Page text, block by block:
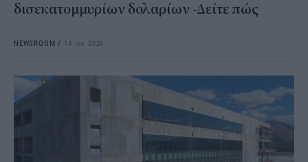
δισεκατομμυρίων δολαρίων -Δείτε πώς
NEWSROOM / 14 Ιαν 2026